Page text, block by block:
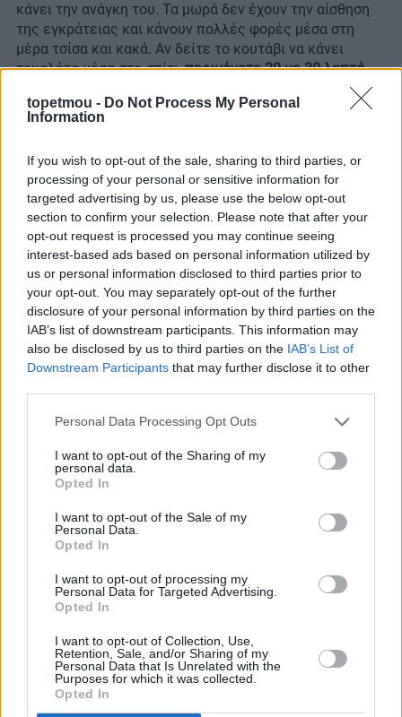
topetmou - Do Not Process My Personal
Information
If you wish to opt-out of the sale, sharing to third parties, or
processing of your personal or sensitive information for
targeted advertising by us, please use the below opt-out
section to confirm your selection. Please note that after your
opt-out request is processed you may continue seeing
interest-based ads based on personal information utilized by
us or personal information disclosed to third parties prior to
your opt-out. You may separately opt-out of the further
disclosure of your personal information by third parties on the
IAB’s list of downstream participants. This information may
also be disclosed by us to third parties on the IAB’s List of
Downstream Participants that may further disclose it to other
Personal Data Processing Opt Outs
I want to opt-out of the Sharing of my
personal data.
Opted In
I want to opt-out of the Sale of my
Personal Data.
Opted In
I want to opt-out of processing my
Personal Data for Targeted Advertising.
Opted In
I want to opt-out of Collection, Use,
Retention, Sale, and/or Sharing of my
Personal Data that Is Unrelated with the
Purposes for which it was collected.
Opted In
κάνει την ανάγκη του. Τα μωρά δεν έχουν την αίσθηση
της εγκράτειας και κάνουν πολλές φορές μέσα στη
μέρα τσίσα και κακά. Αν δείτε το κουτάβι να κάνει
τουαλέτα μέσα στο σπίτι,περιμένετε 20 με 30 λεπτά
. Έτσι την επόμενη φορά που θα
θέλει, να είστε έξω. Μπορείτε επίσης να το βγάλετε
λίγο μετά το φαγητό ή τον ύπνο του, όπου λογικά είναι
που θέλετε να μάθετε τον σκύλο να πηγαίνει στην
πάνα του, ένας κανόνας που ίσως βοηθήσειείναι πως
όταν βάλει το κεφάλι κάτω, αρχίζει να μυρίζει και
σηκώσει την ουρά,μάλλον ψάχνει μέρος να κάνει
τουαλέτα. Τότε δείξτε του την πάνα ή φέρτε την κοντά
του, για να καταλάβει πού πρέπει να το κάνει.
3. Δεν δείχνετε αρκετή υπομονή
Η τουαλέτα δεν είναι κάτι που μπορεί να μάθει ο
σκύλος σε λίγες μέρες. Ακόμα και εκείνοι που ήταν
νέες συνθήκες. Προετοιμαστείτε λοιπόν για μήνες
βόλτας και προσπάθειας, μέχρι να καταφέρει το ζώο
σας να συνδέσει την τουαλέτα με το έξω. Τα κουτάβια
πάνε συχνά τουαλέτα μέσα στη μέρα, ενώ μετά τους 12
4. Τιμωρείτε τον σκύλο
Το μεγαλύτερο λάθος που μπορείτε να κάνετε με τον
σκύλο σας είναι να τον
ευγενικοί και ήρεμοι μαζί του, να μην του φωνάζετε
και να μην τον μαλώνετε. Είναι ένα θέμα οργανισμού
και ηλικίας και όχι κάτι που κάνει εκδικητικά. Θέλει
καθοδήγηση και βοήθεια, ενθάρρυνση τη σωστή στιγμή